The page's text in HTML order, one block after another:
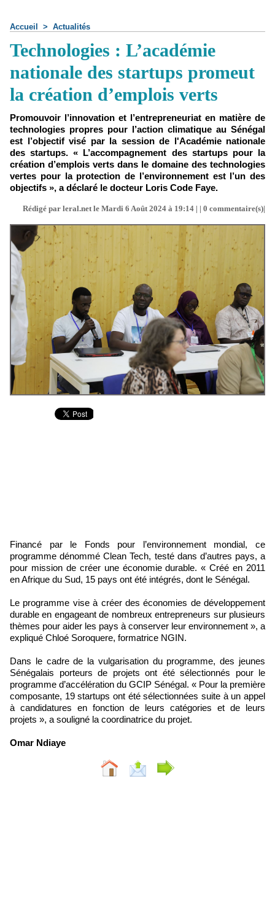
Accueil > Actualités
Technologies : L’académie
nationale des startups promeut
la création d’emplois verts
Promouvoir l’innovation et l’entrepreneuriat en matière de
technologies propres pour l’action climatique au Sénégal
est l’objectif visé par la session de l'Académie nationale
des startups. « L’accompagnement des startups pour la
création d’emplois verts dans le domaine des technologies
vertes pour la protection de l’environnement est l’un des
objectifs », a déclaré le docteur Loris Code Faye.
Rédigé par leral.net le Mardi 6 Août 2024 à 19:14 | | 0 commentaire(s)|
Financé par le Fonds pour l’environnement mondial, ce
programme dénommé Clean Tech, testé dans d’autres pays, a
pour mission de créer une économie durable. « Créé en 2011
en Afrique du Sud, 15 pays ont été intégrés, dont le Sénégal.
Le programme vise à créer des économies de développement
durable en engageant de nombreux entrepreneurs sur plusieurs
thèmes pour aider les pays à conserver leur environnement », a
expliqué Chloé Soroquere, formatrice NGIN.
Dans le cadre de la vulgarisation du programme, des jeunes
Sénégalais porteurs de projets ont été sélectionnés pour le
programme d’accélération du GCIP Sénégal. « Pour la première
composante, 19 startups ont été sélectionnées suite à un appel
à candidatures en fonction de leurs catégories et de leurs
projets », a souligné la coordinatrice du projet.
Omar Ndiaye